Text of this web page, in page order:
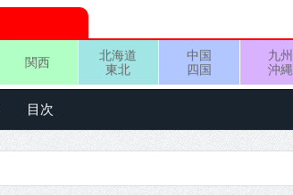
関西
北海道
東北
中国
四国
九州
沖縄
目次